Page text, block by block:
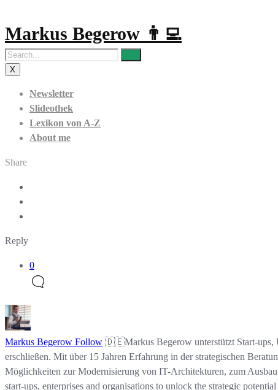
Markus Begerow 👨‍💻
X
Newsletter
Slideothek
Lexikon von A-Z
About me
Share
Reply
0
Markus Begerow Follow 🇩🇪Markus Begerow unterstützt Start-ups,
erschließen. Mit über 15 Jahren Erfahrung in der strategischen
Möglichkeiten zur Modernisierung von IT-Architekturen, zum
start-ups, enterprises and organisations to unlock the strategic